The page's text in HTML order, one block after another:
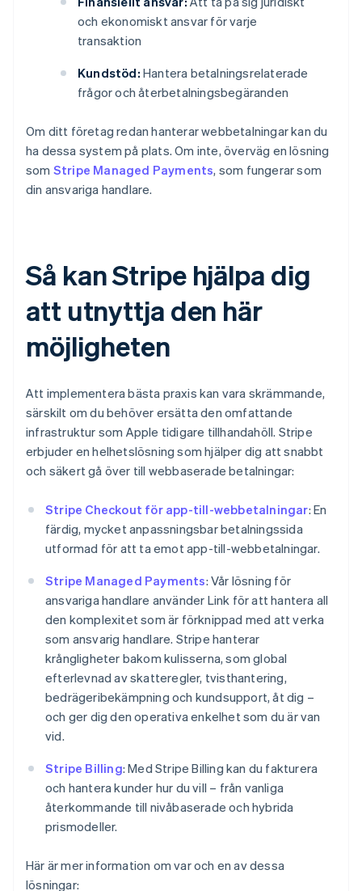
och ekonomiskt ansvar för varje
transaktion
Kundstöd: Hantera betalningsrelaterade
frågor och återbetalningsbegäranden
Om ditt företag redan hanterar webbetalningar kan du
ha dessa system på plats. Om inte, överväg en lösning
som Stripe Managed Payments, som fungerar som
din ansvariga handlare.
Så kan Stripe hjälpa dig
att utnyttja den här
möjligheten
Att implementera bästa praxis kan vara skrämmande,
särskilt om du behöver ersätta den omfattande
infrastruktur som Apple tidigare tillhandahöll. Stripe
erbjuder en helhetslösning som hjälper dig att snabbt
och säkert gå över till webbaserade betalningar:
Stripe Checkout för app-till-webbetalningar: En
färdig, mycket anpassningsbar betalningssida
utformad för att ta emot app-till-webbetalningar.
Stripe Managed Payments: Vår lösning för
ansvariga handlare använder Link för att hantera all
den komplexitet som är förknippad med att verka
som ansvarig handlare. Stripe hanterar
krångligheter bakom kulisserna, som global
efterlevnad av skatteregler, tvisthantering,
bedrägeribekämpning och kundsupport, åt dig –
och ger dig den operativa enkelhet som du är van
vid.
Stripe Billing: Med Stripe Billing kan du fakturera
och hantera kunder hur du vill – från vanliga
återkommande till nivåbaserade och hybrida
prismodeller.
Här är mer information om var och en av dessa
lösningar: